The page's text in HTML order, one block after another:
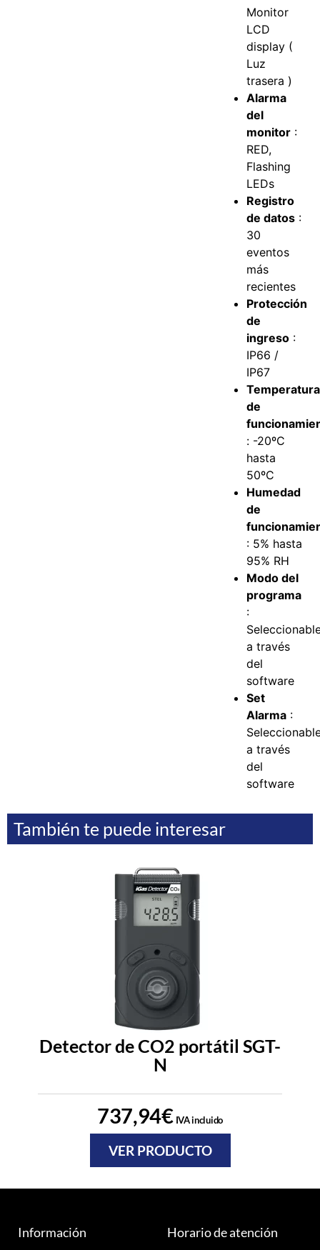
Monitor
LCD
display (
Luz
trasera )
Alarma
del
monitor :
RED,
Flashing
LEDs
Registro
de datos :
30
eventos
más
recientes
Protección
de
ingreso :
IP66 /
IP67
Temperatura
de
: -20ºC
hasta
50ºC
Humedad
de
: 5% hasta
95% RH
Modo del
programa
:
a través
del
software
Set
Alarma :
a través
del
software
También te puede interesar
Detector de CO2 portátil SGT-
N
737,94€IVA incluido
VER PRODUCTO
Información Horario de atención